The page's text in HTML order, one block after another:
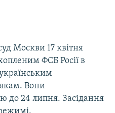
Москви 17 квітня
ФСБ Росії в
Вони
до 24 липня. Засідання